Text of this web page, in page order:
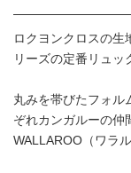
ロクヨンクロスの生
リーズの定番リュッ
丸みを帯びたフォル
ぞれカンガルーの仲
WALLAROO（ワラ